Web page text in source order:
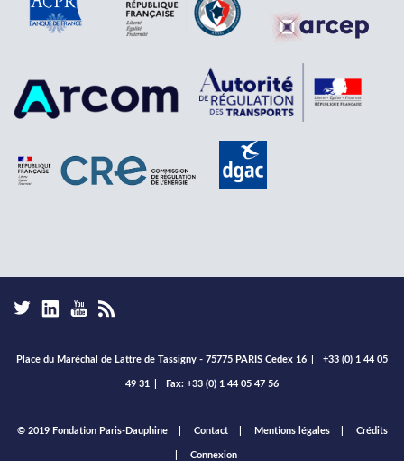
Place du Maréchal de Lattre de Tassigny - 75775 PARIS Cedex 16 +33 (0) 1 44 05
49 31 Fax: +33 (0) 1 44 05 47 56
Footer
© 2019 Fondation Paris-Dauphine Contact Mentions légales Crédits
Connexion